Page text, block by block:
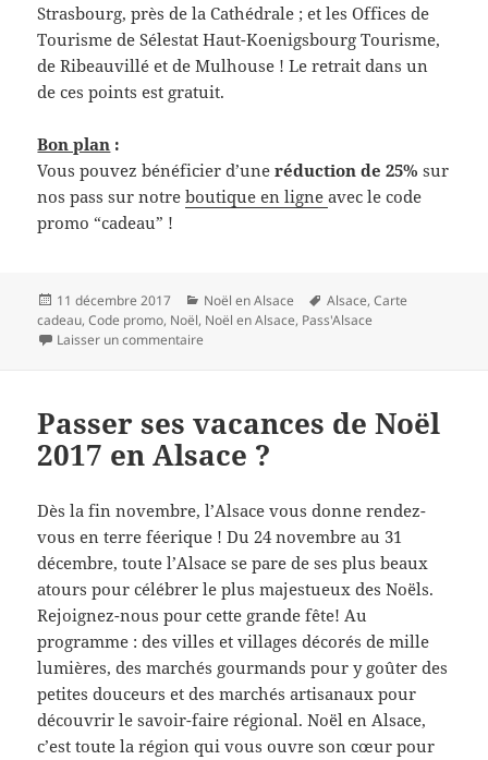
Strasbourg, près de la Cathédrale ; et les Offices de
Tourisme de Sélestat Haut-Koenigsbourg Tourisme​,
de Ribeauvillé et de Mulhouse​ ! Le retrait dans un
de ces points est gratuit.
Bon plan :
Vous pouvez bénéficier d’uneréduction de 25% sur
nos pass sur notreboutique en ligneavec le code
promo “cadeau” !
Publié
le
11 décembre 2017 Catégories
Noël en Alsace
Mots-
clés
Alsace,Carte
cadeau,Code promo, Noël, Noël en Alsace, Pass'Alsace
Laisser un commentaire
Passer ses vacances de Noël
2017 en Alsace ?
Dès la fin novembre, l’Alsace vous donne rendez-
vous en terre féerique ! Du 24 novembre au 31
décembre, toute l’Alsace se pare de ses plus beaux
atours pour célébrer le plus majestueux des Noëls.
Rejoignez-nous pour cette grande fête! Au
programme : des villes et villages décorés de mille
lumières, des marchés gourmands pour y goûter des
petites douceurs et des marchés artisanaux pour
découvrir le savoir-faire régional. Noël en Alsace,
c’est toute la région qui vous ouvre son cœur pour